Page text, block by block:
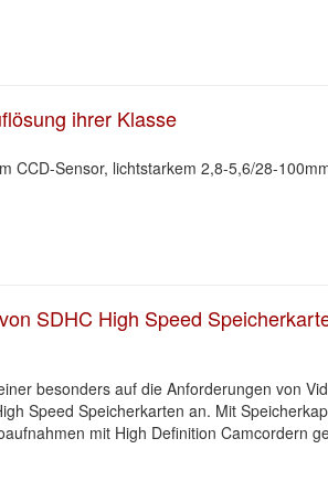
ihrer Klasse
CCD-Sensor, lichtstarkem 2,8-5,6/28-
SDHC High Speed
besonders auf die Anforderungen von
Speed Speicherkarten an. Mit
mit High Definition Camcordern